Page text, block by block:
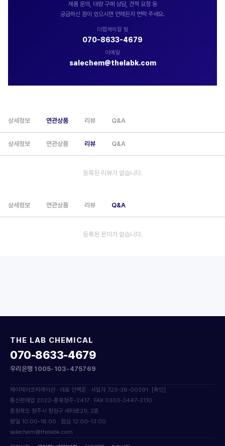
제품 문의, 대량 구매 상담, 견적 요청 등
궁금하신 점이 있으시면 언제든지 연락 주세요.
더랩케미칼 팀
070-8633-4679
이메일
salechem@thelabk.com
상세정보 연관상품 리뷰 Q&A
상세정보 연관상품 리뷰 Q&A
등록된 리뷰가 없습니다.
상세정보 연관상품 리뷰 Q&A
등록된 문의가 없습니다.
THE LAB CHEMICAL
070-8633-4679
우리은행 1005-103-475769
제이제이코퍼레이션 · 대표 안백준 · 사업자 723-38-00391
[확인]
통신판매업 2022-충북청주-2417 · FAX 0303-3447-2110
충청북도 청주시 청원구 새터로29, 2층
평일 10:00–18:00 · 점심 12:00–13:00
salechem@thelabk.com